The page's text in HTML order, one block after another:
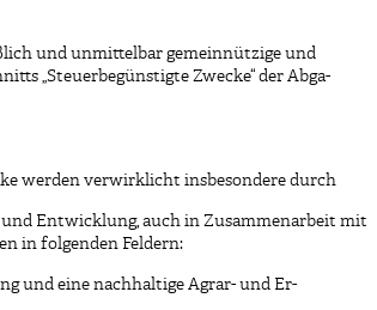
und unmittelbar gemeinnützige und
„Steuerbegünstigte Zwecke“ der Abga-
werden verwirklicht insbesondere durch
und Entwicklung, auch in Zusammenarbeit mit
in folgenden Feldern:
und eine nachhaltige Agrar- und Er-